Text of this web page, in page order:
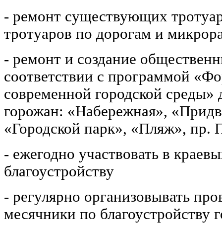
- ремонт существующих
тротуаров по дорогам и
- ремонт и создание
соответствии с программой
современной городской среды»
горожан: «Набережная»,
«Городской парк», «Пляж», пр.
- ежегодно участвовать в
благоустройству
- регулярно организовывать
месячники по благоустройству